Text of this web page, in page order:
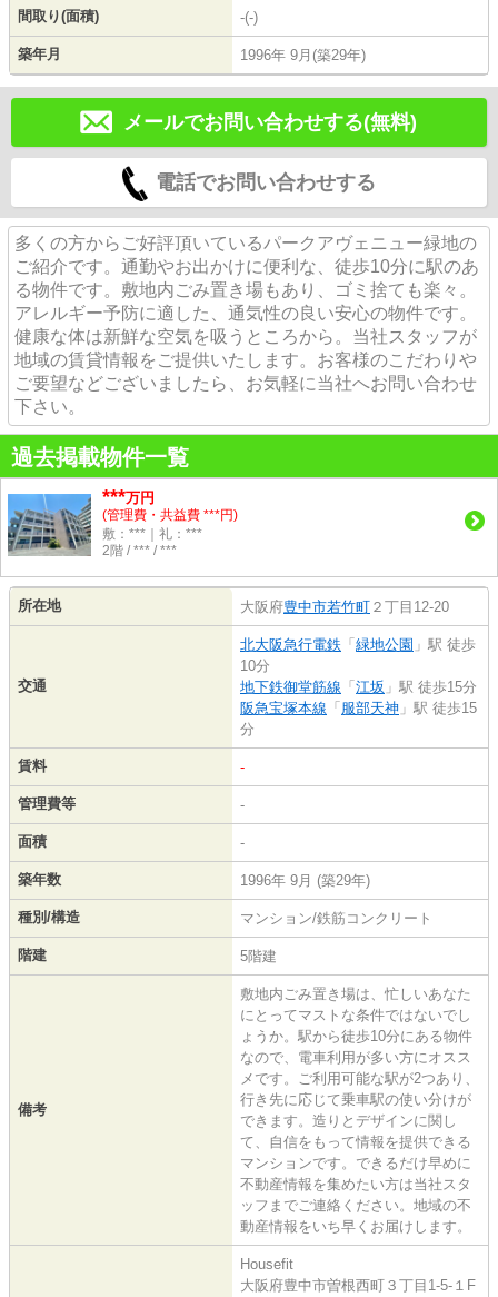
間取り(面積) -(-)
築年月 1996年 9月(築29年)
メールでお問い合わせする(無料)
電話でお問い合わせする
多くの方からご好評頂いているパークアヴェニュー緑地の
ご紹介です。通勤やお出かけに便利な、徒歩10分に駅のあ
る物件です。敷地内ごみ置き場もあり、ゴミ捨ても楽々。
アレルギー予防に適した、通気性の良い安心の物件です。
健康な体は新鮮な空気を吸うところから。当社スタッフが
地域の賃貸情報をご提供いたします。お客様のこだわりや
ご要望などございましたら、お気軽に当社へお問い合わせ
下さい。
過去掲載物件一覧
***万円
(管理費・共益費 ***円)
敷：***｜礼：***
2階 / *** / ***
所在地 大阪府豊中市若竹町 ２丁目12-20
交通
北大阪急行電鉄 「 緑地公園 」駅 徒歩
10分
地下鉄御堂筋線 「 江坂 」駅 徒歩15分
阪急宝塚本線 「 服部天神 」駅 徒歩15
分
賃料 -
管理費等 -
面積 -
築年数 1996年 9月 (築29年)
種別/構造 マンション/鉄筋コンクリート
階建 5階建
備考
敷地内ごみ置き場は、忙しいあなた
にとってマストな条件ではないでし
ょうか。駅から徒歩10分にある物件
なので、電車利用が多い方にオスス
メです。ご利用可能な駅が2つあり、
行き先に応じて乗車駅の使い分けが
できます。造りとデザインに関し
て、自信をもって情報を提供できる
マンションです。できるだけ早めに
不動産情報を集めたい方は当社スタ
ッフまでご連絡ください。地域の不
動産情報をいち早くお届けします。
Housefit
大阪府豊中市曽根西町３丁目1-5-１F